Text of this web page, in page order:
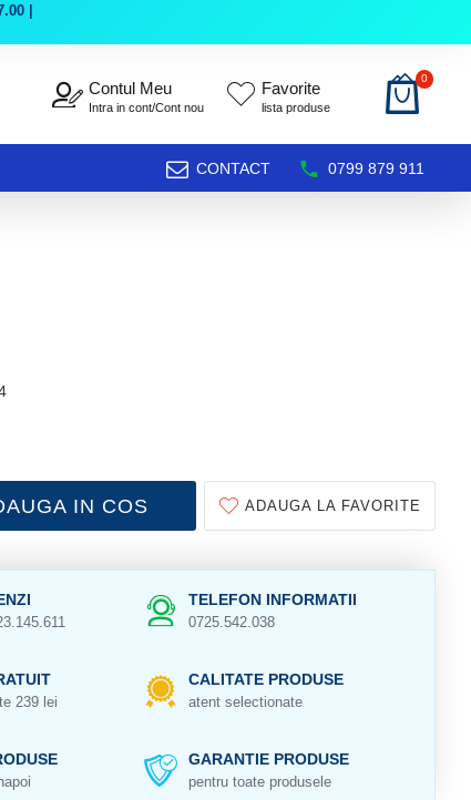
|
Contul Meu
Intra in cont/Cont nou
Favorite
lista produse
0
CONTACT 0799 879 911
IN COS ADAUGA LA FAVORITE
TELEFON INFORMATII
0725.542.038
239 lei
CALITATE PRODUSE
atent selectionate
GARANTIE PRODUSE
pentru toate produsele